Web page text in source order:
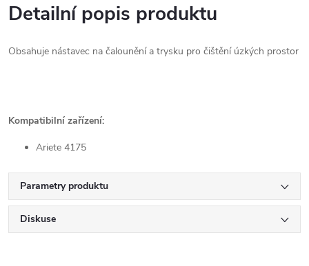
Detailní popis produktu
Obsahuje nástavec na čalounění a trysku pro čištění úzkých prostor
Kompatibilní zařízení:
Ariete 4175
Parametry produktu
Diskuse